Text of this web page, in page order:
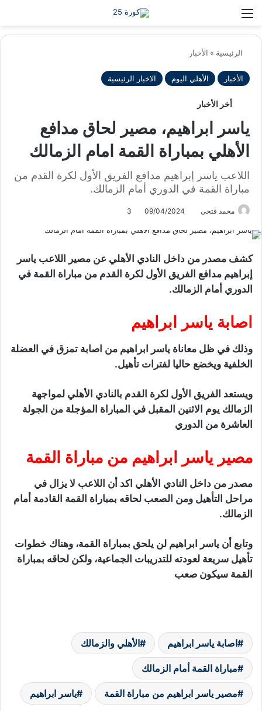
الرئيسية » الأخبار
الأخبار الأهلي اليوم الاخبار الرئيسية
أخر الأخبار
ياسر ابراهيم، مصير لحاق مدافع
الأهلي بمباراة القمة امام الزمالك
اللاعب ياسر إبراهيم مدافع الفريق الأول لكرة القدم من
مباراة القمة في الدوري أمام الزمالك.
محمد فتحى 09/04/2024
3
كشف مصدر من داخل النادي الأهلي عن مصير اللاعب ياسر
إبراهيم مدافع الفريق الأول لكرة القدم من مباراة القمة في
الدوري أمام الزمالك.
اصابة ياسر ابراهيم
وذلك في ظل معاناة ياسر ابراهيم من اصابة تمزق في العضلة
الخلفية ويخضع حاليا لفترات تأهيل.
ويستعد الفريق الأول لكرة القدم بالنادي الأهلي لمواجهة
الزمالك يوم الاثنين المقبل في المباراة المؤجلة من الجولة
العاشرة من الدوري
مصير ياسر ابراهيم من مباراة القمة
مصدر من داخل النادي الأهلي اكد أن اللاعب لا يزال في
مراحل التأهيل ومن الصعب لحاقه بمباراة القمة القادمة أمام
الزمالك.
وتابع أن ياسر ابراهيم لن يلحق بمباراة القمة، وهناك خطوات
تأهيل سريعة لعودته للتدريبات الجماعية، ولكن لحاقه بمباراة
القمة سيكون صعب
اصابة ياسر ابراهيم الأهلي والزمالك
مباراة القمة أمام الزمالك
مصير ياسر ابراهيم من مباراة القمة ياسر ابراهيم